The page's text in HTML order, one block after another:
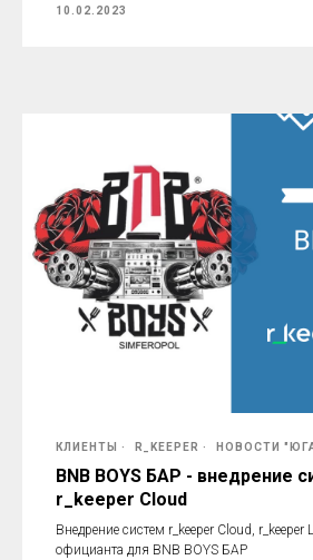
10.02.2023
КЛИЕНТЫ R_KEEPER НОВОСТИ
BNB BOYS БАР - внедрение
r_keeper Cloud
Внедрение систем r_keeper Cloud,
официанта для BNB BOYS БАР